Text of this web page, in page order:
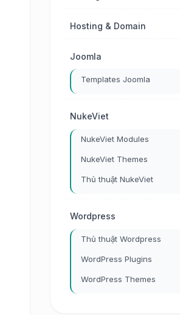
Hosting & Domain
Joomla
Templates Joomla
NukeViet
NukeViet Modules
NukeViet Themes
Thủ thuật NukeViet
Wordpress
Thủ thuật Wordpress
WordPress Plugins
WordPress Themes